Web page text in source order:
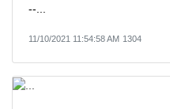
--...
11/10/2021 11:54:58 AM 1304